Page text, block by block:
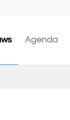
Agenda